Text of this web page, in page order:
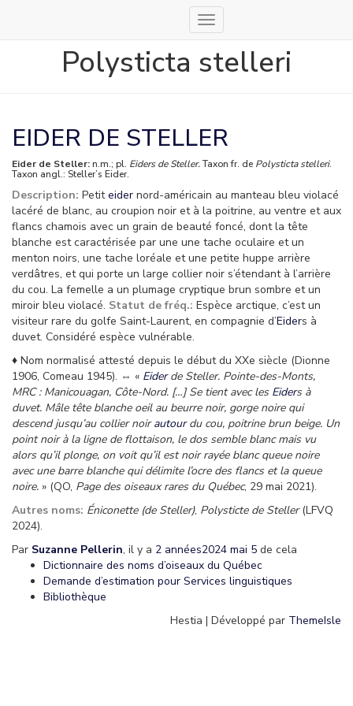
Déplier
navigation
Polysticta stelleri
EIDER DE STELLER
Eider de Steller:n.m.; pl. Eiders de Steller.Taxon fr. de Polysticta stelleri.
Taxon angl.: Steller’s Eider.
Description: Petiteider nord-américain au manteau bleu violacé
lacéré de blanc, au croupion noir et à la poitrine, au ventre et aux
flancs chamois avec un grain de beauté foncé, dont la tête
blanche est caractérisée par une une tache oculaire et un
menton noirs, une tache loréale et une petite huppe arrière
verdâtres, et qui porte un large collier noir s’étendant à l’arrière
du cou. La femelle a un plumage cryptique brun sombre et un
miroir bleu violacé. Statut de fréq.: Espèce arctique, c’est un
visiteur rare du golfe Saint-Laurent, en compagnie d’Eiders à
duvet. Considéré espèce vulnérable.
♦ Nom normalisé attesté depuis le début du XXe siècle (Dionne
1906, Comeau 1945). ⇔ « Eiderde Steller. Pointe-des-Monts,
MRC : Manicouagan, Côte-Nord. […]Se tient avec les Eiders à
duvet. Mâle tête blanche oeil au beurre noir, gorge noire qui
descend jusqu’au collier noirautourdu cou, poitrine brun beige. Un
point noir à la ligne de flottaison, le dos semble blanc mais vu
alors qu’il plonge, on voit qu’il est noir rayée blanc queue noire
avec une barre blanche qui délimite l’ocre des flancs et la queue
noire. » (QO, Page des oiseaux rares du Québec, 29 mai 2021).
Autres noms: Éniconette (de Steller), Polysticte de Steller(LFVQ
2024).
Par Suzanne Pellerin, il y a 2 années2024 mai 5 de cela
Dictionnaire des noms d’oiseaux du Québec
Demande d’estimation pour Services linguistiques
Bibliothèque
Hestia | Développé par ThemeIsle